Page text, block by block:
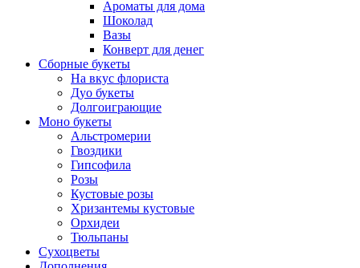
Ароматы для дома
Шоколад
Вазы
Конверт для денег
Сборные букеты
На вкус флориста
Дуо букеты
Долгоиграющие
Моно букеты
Альстромерии
Гвоздики
Гипсофила
Розы
Кустовые розы
Хризантемы кустовые
Орхидеи
Тюльпаны
Сухоцветы